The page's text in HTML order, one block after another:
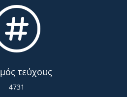
τεύχους
4731